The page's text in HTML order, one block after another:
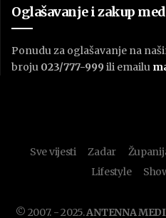
Oglašavanje i zakup
Ponudu za oglašavanje na
broju 023/777-999 ili emailu
Sve vijesti Zadar
Lifestyle
© 2007. - 2025.ANTENNA